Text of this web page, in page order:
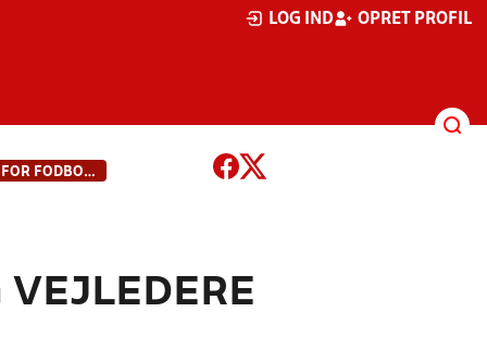
LOG IND OPRET PROFIL
OMKOSTNINGSGODTGØRELSE FOR FODBOLDDOMMERE, UDVIKLERE OG VEJLEDERE I 2026